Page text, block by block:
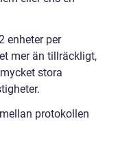
enheter per
mer än tillräckligt,
stora
protokollen